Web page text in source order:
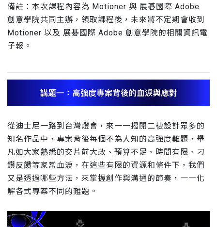
備註：本次課程內容為 Motioner 與 展碁國際 Adobe
創意學院共同主辦，領取課程後，未來將不定期會收到
Motioner 以及 展碁國際 Adobe 創意學院的相關資訊電
子報。
從迪士尼一路到台灣燈會，來一一揭開二棲設計眾多的
知名作品中，專案背後每個不為人知的高強度難題，舉
凡如大家熟悉的交片前大改、預算不足、時間有限、刁
鑽反饋等家常血淚，在這些有限的資源和條件下，我們
又是透過哪些方法，來掌握創作與溝通的節奏，一一化
解各式專案不同的難題。